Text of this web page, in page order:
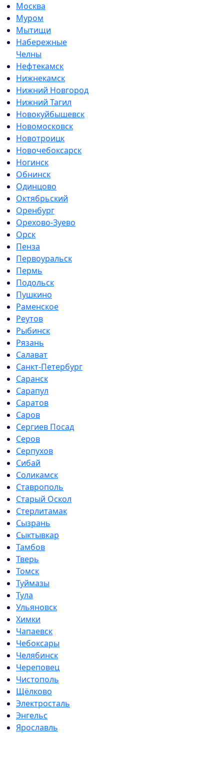
Москва
Муром
Мытищи
Набережные
Челны
Нефтекамск
Нижнекамск
Нижний Новгород
Нижний Тагил
Новокуйбышевск
Новомосковск
Новотроицк
Новочебоксарск
Ногинск
Обнинск
Одинцово
Октябрьский
Оренбург
Орехово-Зуево
Орск
Пенза
Первоуральск
Пермь
Подольск
Пушкино
Раменское
Реутов
Рыбинск
Рязань
Салават
Санкт-Петербург
Саранск
Сарапул
Саратов
Саров
Сергиев Посад
Серов
Серпухов
Сибай
Соликамск
Ставрополь
Старый Оскол
Стерлитамак
Сызрань
Сыктывкар
Тамбов
Тверь
Томск
Туймазы
Тула
Ульяновск
Химки
Чапаевск
Чебоксары
Челябинск
Череповец
Чистополь
Щёлково
Электросталь
Энгельс
Ярославль